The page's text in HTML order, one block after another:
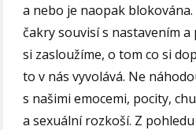
a nebo je naopak
čakry souvisí s nastavením
si zasloužíme, o tom co si
to v nás vyvolává. Ne
s našimi emocemi, pocity,
a sexuální rozkoší. Z